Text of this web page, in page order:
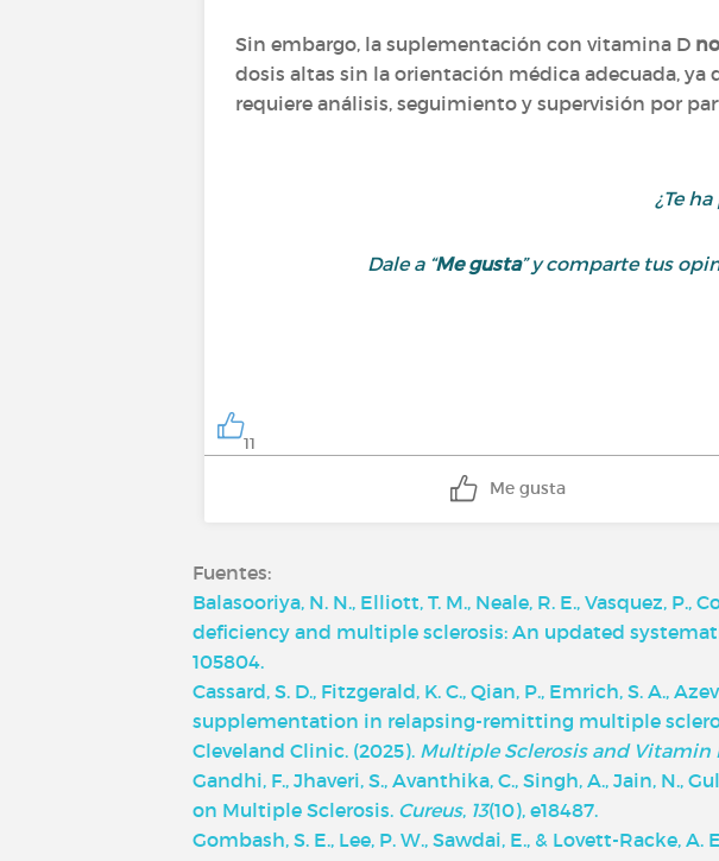
Sin embargo, la suplementación con vitamina D
dosis altas sin la orientación médica adecuada, ya
requiere análisis, seguimiento y supervisión por
¿Te
Dale a “Me gusta” y comparte tus
11
Me gusta
Fuentes:
Balasooriya, N. N., Elliott, T. M., Neale, R. E., Vasquez,
deficiency and multiple sclerosis: An updated
105804.
Cassard, S. D., Fitzgerald, K. C., Qian, P., Emrich, S. A.,
supplementation in relapsing-remitting multiple
‌Cleveland Clinic. (2025). Multiple Sclerosis and Vitamin
Gandhi, F., Jhaveri, S., Avanthika, C., Singh, A., Jain, N.,
on Multiple Sclerosis. Cureus, 13(10), e18487.
Gombash, S. E., Lee, P. W., Sawdai, E., & Lovett-Racke,